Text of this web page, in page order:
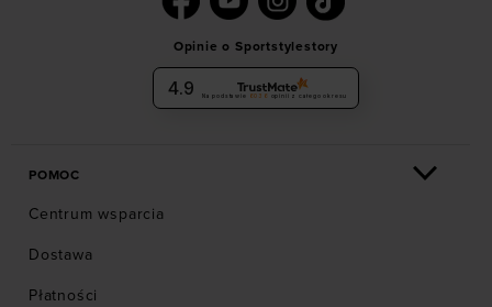
Opinie o Sportstylestory
4.9 Na podstawie 6036 opinii z całego okresu
POMOC
Centrum wsparcia
Dostawa
Płatności